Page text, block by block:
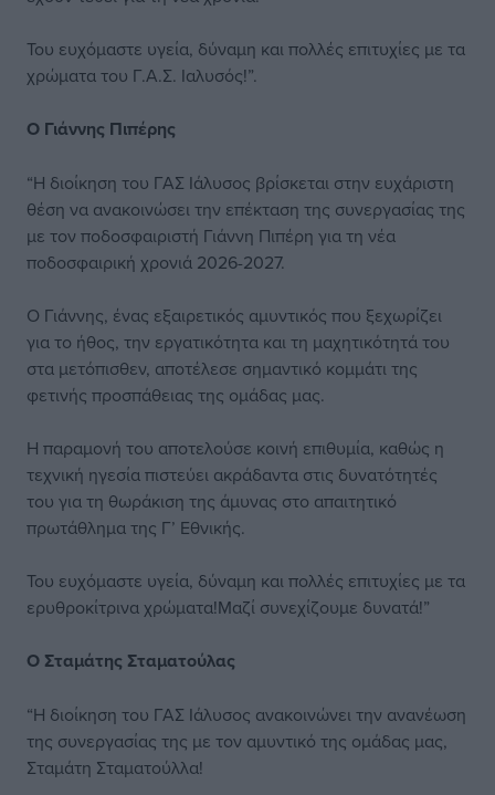
Του ευχόμαστε υγεία, δύναμη και πολλές επιτυχίες με τα
χρώματα του Γ.Α.Σ. Ιαλυσός!”.
Ο Γιάννης Πιπέρης
“Η διοίκηση του ΓΑΣ Ιάλυσος βρίσκεται στην ευχάριστη
θέση να ανακοινώσει την επέκταση της συνεργασίας της
με τον ποδοσφαιριστή Γιάννη Πιπέρη για τη νέα
ποδοσφαιρική χρονιά 2026-2027.
Ο Γιάννης, ένας εξαιρετικός αμυντικός που ξεχωρίζει
για το ήθος, την εργατικότητα και τη μαχητικότητά του
στα μετόπισθεν, αποτέλεσε σημαντικό κομμάτι της
φετινής προσπάθειας της ομάδας μας.
Η παραμονή του αποτελούσε κοινή επιθυμία, καθώς η
τεχνική ηγεσία πιστεύει ακράδαντα στις δυνατότητές
του για τη θωράκιση της άμυνας στο απαιτητικό
πρωτάθλημα της Γ’ Εθνικής.
Του ευχόμαστε υγεία, δύναμη και πολλές επιτυχίες με τα
ερυθροκίτρινα χρώματα!Μαζί συνεχίζουμε δυνατά!”
Ο Σταμάτης Σταματούλας
“Η διοίκηση του ΓΑΣ Ιάλυσος ανακοινώνει την ανανέωση
της συνεργασίας της με τον αμυντικό της ομάδας μας,
Σταμάτη Σταματούλλα!